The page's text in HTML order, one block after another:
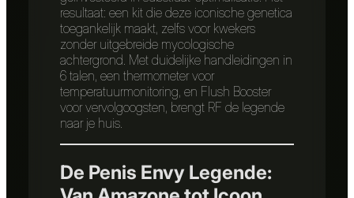
resultaat: een kit die deze iconische genetica
toegankelijk maakt, zelfs voor kwekers
zonder uitgebreide mycologische
achtergrond. Met duidelijke handleidingen in
6 talen, een thermometer voor
temperatuurmonitoring, en Flush Booster
voor vervolgoogsten, brengt RF de legende
naar je huis.
De Penis Envy Legende: